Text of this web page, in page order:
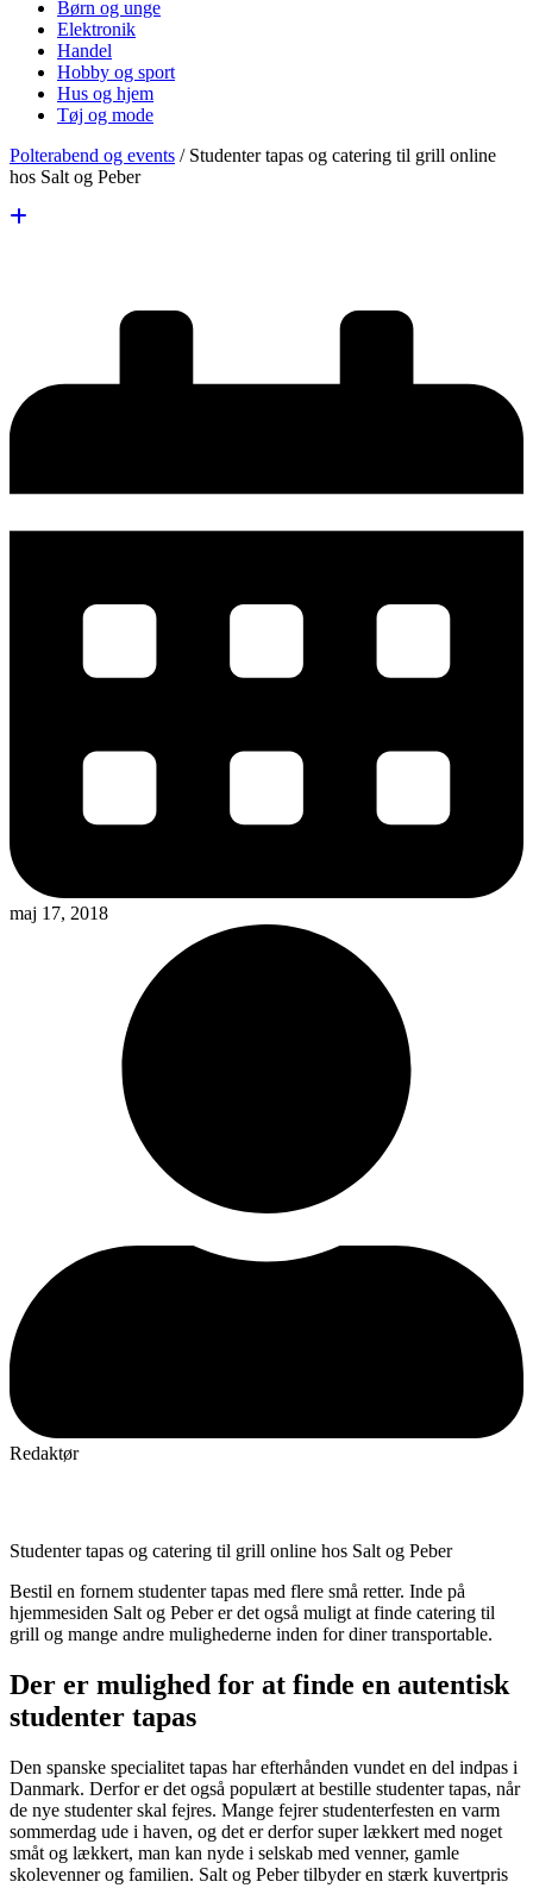
Børn og unge
Elektronik
Handel
Hobby og sport
Hus og hjem
Tøj og mode
Polterabend og events / Studenter tapas og catering til grill online
hos Salt og Peber
maj 17, 2018
Redaktør
Studenter tapas og catering til grill online hos Salt og Peber
Bestil en fornem studenter tapas med flere små retter. Inde på
hjemmesiden Salt og Peber er det også muligt at finde catering til
grill og mange andre mulighederne inden for diner transportable.
Der er mulighed for at finde en autentisk
studenter tapas
Den spanske specialitet tapas har efterhånden vundet en del indpas i
Danmark. Derfor er det også populært at bestille studenter tapas, når
de nye studenter skal fejres. Mange fejrer studenterfesten en varm
sommerdag ude i haven, og det er derfor super lækkert med noget
småt og lækkert, man kan nyde i selskab med venner, gamle
skolevenner og familien. Salt og Peber tilbyder en stærk kuvertpris